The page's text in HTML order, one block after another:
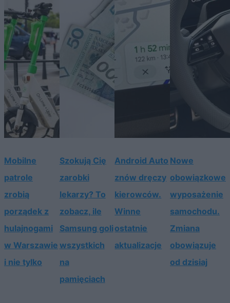
Mobilne
patrole
zrobią
porządek z
hulajnogami
w Warszawie
i nie tylko
Szokują Cię
zarobki
lekarzy? To
zobacz, ile
Samsung goli
wszystkich
na
pamięciach
Android Auto
znów dręczy
kierowców.
Winne
ostatnie
aktualizacje
Nowe
obowiązkowe
wyposażenie
samochodu.
Zmiana
obowiązuje
od dzisiaj